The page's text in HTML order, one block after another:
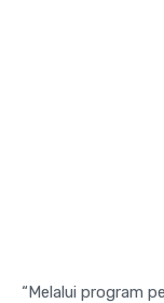
“Melalui program